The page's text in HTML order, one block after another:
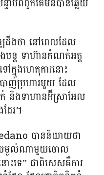
យដឹងថា នៅពេលដែល
ន្ត ទាហ៊ានកំណត់អត្ត
ក្នុងហេតុការនោះ
ាញ់ប្រហារមួយ ដែល
និងទាហានអ៊ីស្រាអែល
ែរ។
បាននិយាយថា
ម្ងល់ណាមួយចោល
ះទេ” ជាពិសេសគឺការ